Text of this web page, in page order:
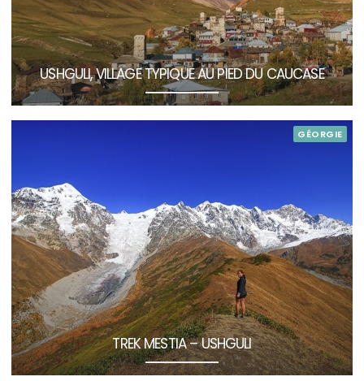
USHGULI, VILLAGE TYPIQUE AU PIED DU CAUCASE
GÉORGIE
TREK MESTIA – USHGULI